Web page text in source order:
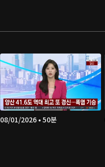
08/01/2026 • 50분